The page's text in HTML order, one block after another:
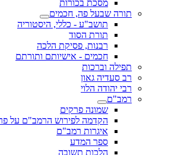
מסכת בכורות
תורה שבעל פה, חכמים
תושב"ע - כללי, היסטוריה
תורת הסוד
רבנות, פסיקת הלכה
חכמים - אישיותם ותורתם
תפילה וברכות
רב סעדיה גאון
רבי יהודה הלוי
רמב"ם
שמונה פרקים
הקדמה לפירוש הרמב"ם על
איגרות רמב"ם
ספר המדע
הלכות תשובה